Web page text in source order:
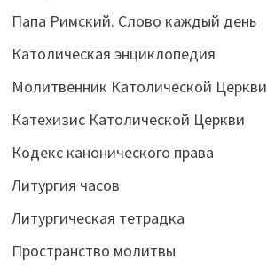
Папа Римский. Слово каждый день
Католическая энциклопедия
Молитвенник Католической Церкви
Катехизис Католической Церкви
Кодекс канонического права
Литургия часов
Литургическая тетрадка
Пространство молитвы